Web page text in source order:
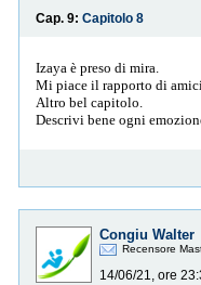
Cap. 9: Capitolo 8
Izaya è preso di mira.
Mi piace il rapporto di
Altro bel capitolo.
Descrivi bene ogni
Congiu Walter
Recensore
14/06/21, ore